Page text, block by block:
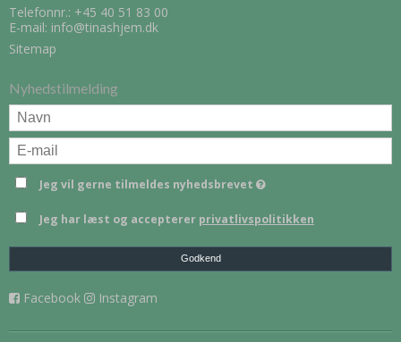
Telefonnr.: +45 40 51 83 00
E-mail: info@tinashjem.dk
Sitemap
Nyhedstilmelding
Jeg vil gerne tilmeldes nyhedsbrevet
Jeg har læst og accepterer privatlivspolitikken
Godkend
Facebook Instagram